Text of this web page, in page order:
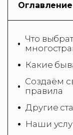
Оглавление
Что
Какие
Создаём
правила
Другие
Наши